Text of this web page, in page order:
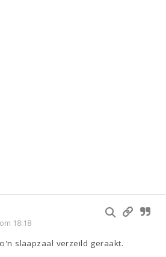
18:18
slaapzaal verzeild geraakt.